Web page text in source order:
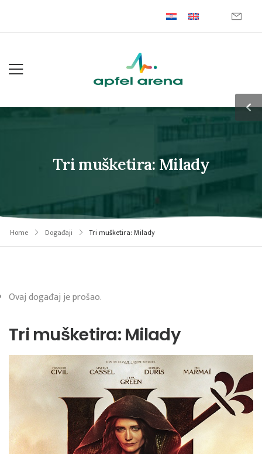
Tri mušketira: Milady
Home Događaji Tri mušketira: Milady
Ovaj događaj je prošao.
Tri mušketira: Milady